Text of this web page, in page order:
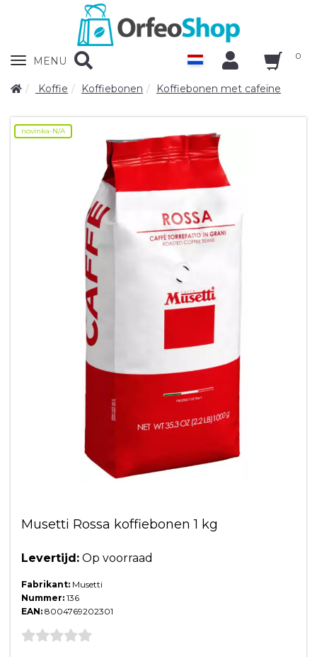
Zobrazit
MENU 0
Koffie Koffiebonen Koffiebonen met cafeïne
novinka-N/A
Musetti Rossa koffiebonen 1 kg
Levertijd: Op voorraad
Fabrikant: Musetti
Nummer: 136
EAN: 8004769202301